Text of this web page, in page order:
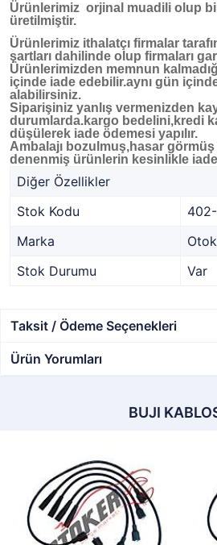
Ürünlerimiz orjinal muadili olup
üretilmiştir.
Ürünlerimiz ithalatçı firmalar
şartları dahilinde olup firmaları
Ürünlerimizden memnun
içinde iade edebilir.aynı gün
alabilirsiniz.
Siparişiniz yanlış vermenizden
durumlarda.kargo bedelini,kredi
düşülerek iade ödemesi yapılır.
Ambalajı bozulmuş,hasar
denenmiş ürünlerin kesinlikle
Diğer Özellikler
Stok Kodu
Marka
Stok Durumu
Var
Taksit / Ödeme Seçenekleri
Ürün Yorumları
BUJI